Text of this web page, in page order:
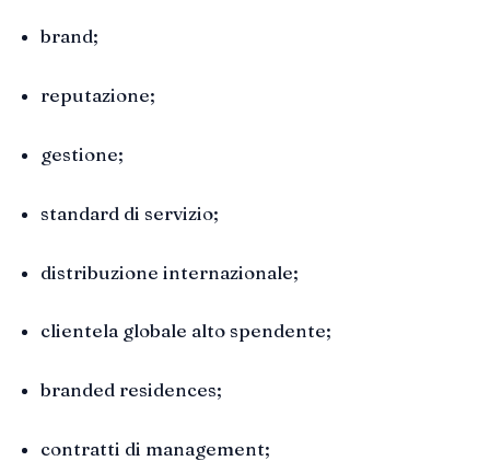
brand;
reputazione;
gestione;
standard di servizio;
distribuzione internazionale;
clientela globale alto spendente;
branded residences;
contratti di management;